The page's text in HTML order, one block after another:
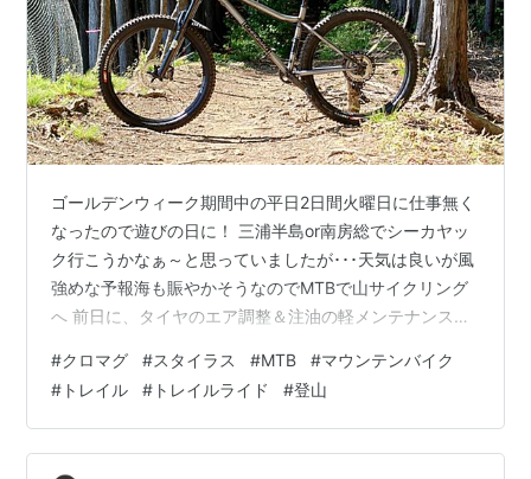
ゴールデンウィーク期間中の平日2日間火曜日に仕事無く
なったので遊びの日に！ 三浦半島or南房総でシーカヤッ
ク行こうかなぁ～と思っていましたが･･･天気は良いが風
強めな予報海も賑やかそうなのでMTBで山サイクリング
へ 前日に、タイヤのエア調整＆注油の軽メンテナンス済
ー上では平日なので、渋滞もなくスムーズに現地入り 意
外に冷えて気温は8℃山へ上がるなら、気温が低いのは好
都合CHROMAG Stylusのリア12段で坂道は快適 ひと汗か
いたら舗装路終了崖崩れ地点を越えて登山道入り口ここ
#クロマグ #スタイラス #MTB #マウンテンバイク
# トレイル # トレイルライド #登山